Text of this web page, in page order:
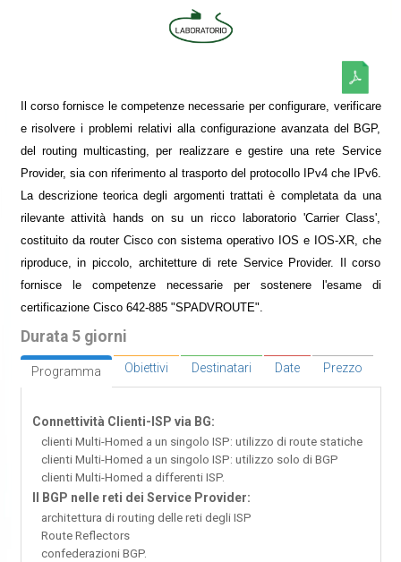
Il corso fornisce le competenze necessarie per configurare, verificare
e risolvere i problemi relativi alla configurazione avanzata del BGP,
del routing multicasting, per realizzare e gestire una rete Service
Provider, sia con riferimento al trasporto del protocollo IPv4 che IPv6.
La descrizione teorica degli argomenti trattati è completata da una
rilevante attività hands on su un ricco laboratorio 'Carrier Class',
costituito da router Cisco con sistema operativo IOS e IOS-XR, che
riproduce, in piccolo, architetture di rete Service Provider. Il corso
fornisce le competenze necessarie per sostenere l'esame di
certificazione Cisco 642-885 "SPADVROUTE".
Durata 5 giorni
Programma Obiettivi Destinatari Date Prezzo
Connettività Clienti-ISP via BG:
clienti Multi-Homed a un singolo ISP: utilizzo di route statiche
clienti Multi-Homed a un singolo ISP: utilizzo solo di BGP
clienti Multi-Homed a differenti ISP.
Il BGP nelle reti dei Service Provider:
architettura di routing delle reti degli ISP
Route Reflectors
confederazioni BGP.